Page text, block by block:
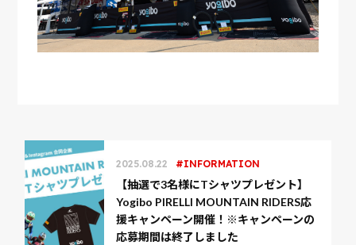
2025.08.22 INFORMATION
【抽選で3名様にTシャツプレゼント】
Yogibo PIRELLI MOUNTAIN RIDERS応
援キャンペーン開催！※キャンペーンの
応募期間は終了しました